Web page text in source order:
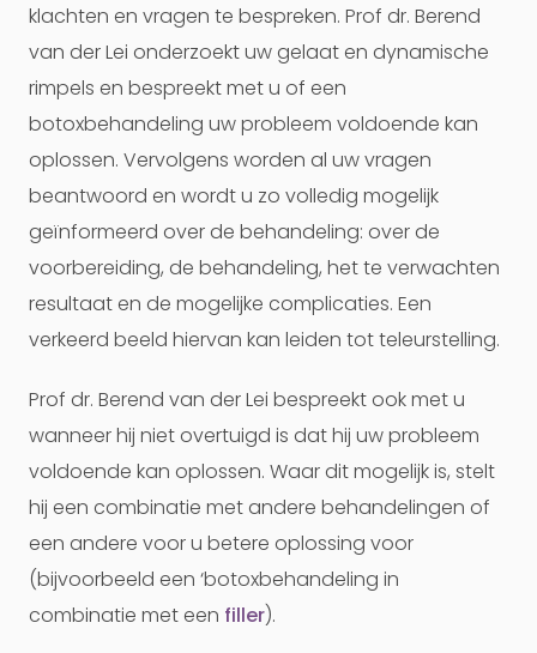
klachten en vragen te bespreken. Prof dr. Berend
van der Lei onderzoekt uw gelaat en dynamische
rimpels en bespreekt met u of een
botoxbehandeling uw probleem voldoende kan
oplossen. Vervolgens worden al uw vragen
beantwoord en wordt u zo volledig mogelijk
geïnformeerd over de behandeling: over de
voorbereiding, de behandeling, het te verwachten
resultaat en de mogelijke complicaties. Een
verkeerd beeld hiervan kan leiden tot teleurstelling.
Prof dr. Berend van der Lei bespreekt ook met u
wanneer hij niet overtuigd is dat hij uw probleem
voldoende kan oplossen. Waar dit mogelijk is, stelt
hij een combinatie met andere behandelingen of
een andere voor u betere oplossing voor
(bijvoorbeeld een ‘botoxbehandeling in
combinatie met een filler).